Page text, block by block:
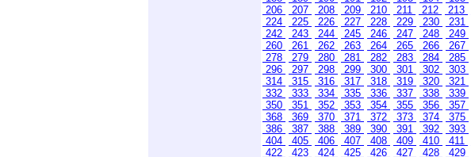
206
207 208 209 210 211 212 213
224
225 226 227 228 229 230 231
242
243 244 245 246 247 248 249
260
261 262 263 264 265 266 267
278
279 280 281 282 283 284 285
296
297 298 299 300 301 302 303
314
315 316 317 318 319 320 321
332
333 334 335 336 337 338 339
350
351 352 353 354 355 356 357
368
369 370 371 372 373 374 375
386
387 388 389 390 391 392 393
404
405 406 407 408 409 410 411
422
423 424 425 426 427 428 429